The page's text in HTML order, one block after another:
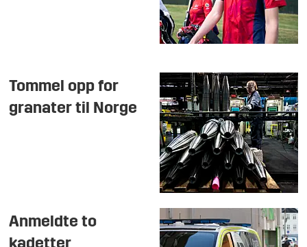
Tommel opp for
granater til Norge
Anmeldte to